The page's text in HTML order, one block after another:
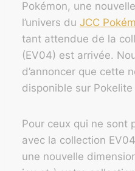
Pokémon, une
l’univers du JCC
tant attendue de la
(EV04) est arrivée.
d’annoncer que cette
disponible sur Pokelite
Pour ceux qui ne sont
avec la collection
une nouvelle